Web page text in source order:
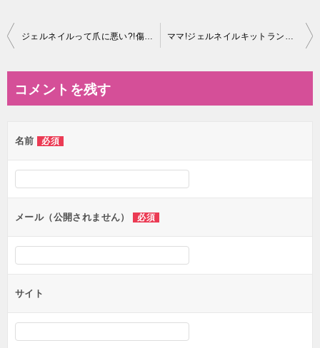
投
ビ
ー
シ
ン
ジェルネイルって爪に悪い?!傷や浮きが出来たときの対処法は? ママ!ジェルネイルキットランキング5選!!口コミではジェリーネイル?
コメントを残す
名前 必須
メール（公開されません） 必須
サイト